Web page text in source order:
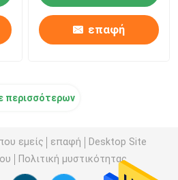
επαφή
περισσότερων
εμείς επαφή
Desktop Site
Πολιτική μυστικότητας